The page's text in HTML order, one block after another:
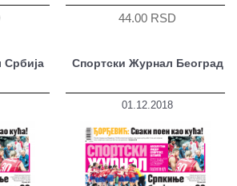
44.00 RSD
Србија Спортски Журнал Београд
01.12.2018